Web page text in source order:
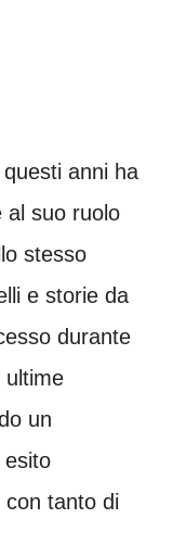
anni ha
al suo ruolo
stesso
e storie da
durante
ultime
un
esito
tanto di